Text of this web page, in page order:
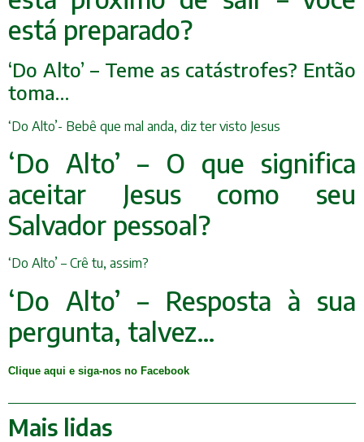
está preparado?
‘Do Alto’ – Teme as catástrofes? Então
toma…
‘Do Alto’- Bebê que mal anda, diz ter visto Jesus
‘Do Alto’ – O que significa
aceitar Jesus como seu
Salvador pessoal?
‘Do Alto’ – Crê tu, assim?
‘Do Alto’ – Resposta à sua
pergunta, talvez…
Clique aqui e siga-nos no Facebook
Mais lidas